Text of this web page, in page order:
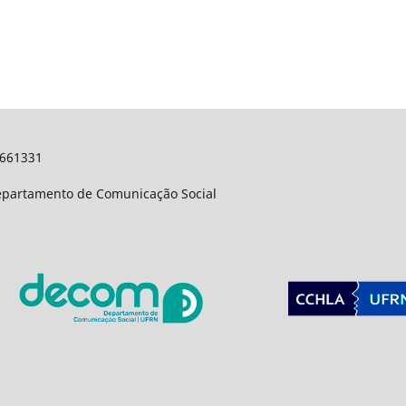
de Comunicação Social